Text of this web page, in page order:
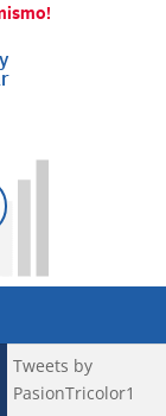
Tweets by
PasionTricolor1